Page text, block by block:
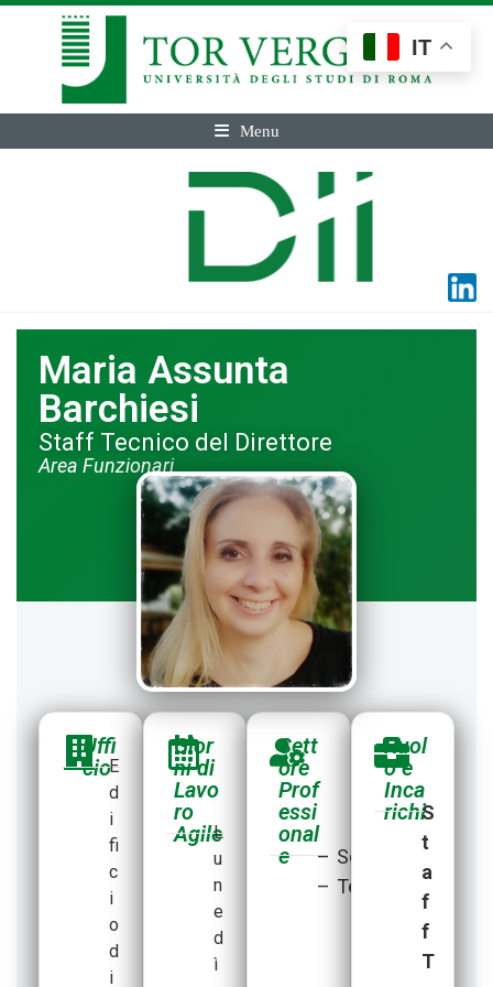
Menu
Maria Assunta
Barchiesi
Staff Tecnico del Direttore
Area Funzionari
Uffi
cioE
d
i
fi
c
i
o
d
i
Gior
ni di
Lavo
ro
Agile
L
u
n
e
d
ì
Sett
ore
Prof
essi
onal
e
– Scientifico
– Tecnologico
Ruol
o e
Inca
richiS
t
a
f
f
T
IT